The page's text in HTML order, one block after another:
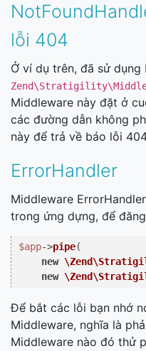
lỗi 404
Ở ví dụ trên, đã sử
Middleware này đặt ở
các đường dẫn không
này để trả về báo lỗi
ErrorHandler
Middleware
trong ứng dựng, để
$app->pipe(
new
new
Để bắt các lỗi bạn nhớ
Middleware, nghĩa là
Middleware nào đó thử